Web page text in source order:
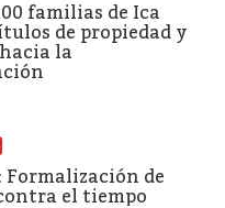
familias de Ica
de propiedad y
la
Formalización de
el tiempo